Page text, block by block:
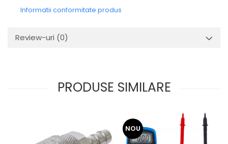
Informatii conformitate produs
Review-uri (0)
PRODUSE SIMILARE
NOU